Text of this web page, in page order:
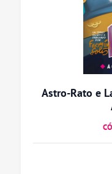
Astro-Rato e